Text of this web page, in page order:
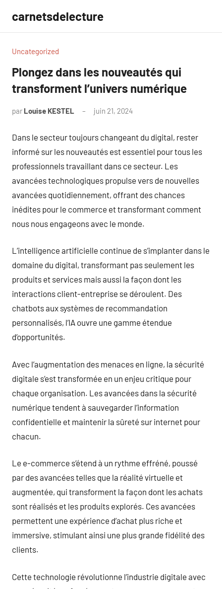
contenu
carnetsdelecture
Uncategorized
Plongez dans les nouveautés qui
transforment l’univers numérique
par Louise KESTEL juin 21, 2024
Dans le secteur toujours changeant du digital, rester
informé sur les nouveautés est essentiel pour tous les
professionnels travaillant dans ce secteur. Les
avancées technologiques propulse vers de nouvelles
avancées quotidiennement, offrant des chances
inédites pour le commerce et transformant comment
nous nous engageons avec le monde.
L’intelligence artificielle continue de s’implanter dans le
domaine du digital, transformant pas seulement les
produits et services mais aussi la façon dont les
interactions client-entreprise se déroulent. Des
chatbots aux systèmes de recommandation
personnalisés, l’IA ouvre une gamme étendue
d’opportunités.
Avec l’augmentation des menaces en ligne, la sécurité
digitale s’est transformée en un enjeu critique pour
chaque organisation. Les avancées dans la sécurité
numérique tendent à sauvegarder l’information
confidentielle et maintenir la sûreté sur internet pour
chacun.
Le e-commerce s’étend à un rythme effréné, poussé
par des avancées telles que la réalité virtuelle et
augmentée, qui transforment la façon dont les achats
sont réalisés et les produits explorés. Ces avancées
permettent une expérience d’achat plus riche et
immersive, stimulant ainsi une plus grande fidélité des
clients.
Cette technologie révolutionne l’industrie digitale avec